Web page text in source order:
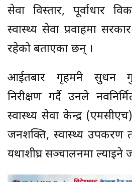
सेवा विस्तार, पूर्वाधार
स्वास्थ्य सेवा प्रवाहमा
रहेको बताएका छन् ।
आईतबार गृहमन्त्री सुधन
निरीक्षण गर्दै उनले
स्वास्थ्य सेवा केन्द्र
जनशक्ति, स्वास्थ्य उपकरण
यथाशीघ्र सञ्चालनमा ल्याइने